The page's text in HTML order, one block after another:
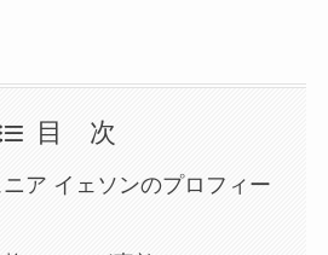
目 次
ア イェソンのプロフィー